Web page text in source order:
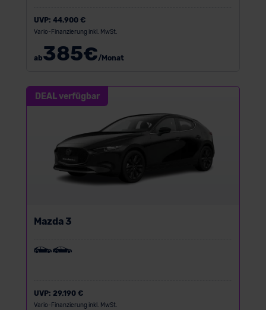
UVP: 44.900 €
Vario-Finanzierung inkl. MwSt.
ab385€/Monat
DEAL verfügbar
Mazda 3
UVP: 29.190 €
Vario-Finanzierung inkl. MwSt.